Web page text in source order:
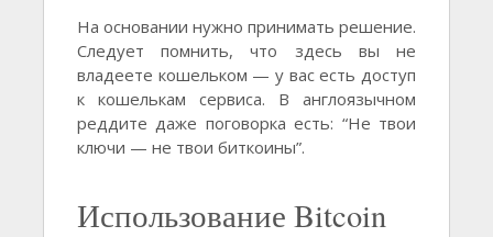
На основании нужно принимать решение.
Следует помнить, что здесь вы не
владеете кошельком — у вас есть доступ
к кошелькам сервиса. В англоязычном
реддите даже поговорка есть: “Не твои
ключи — не твои биткоины”.
Использование Bitcoin